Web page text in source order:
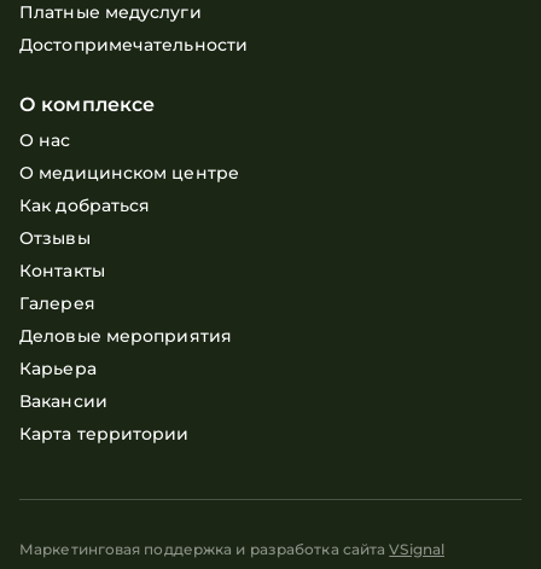
Платные медуслуги
Достопримечательности
О комплексе
О нас
О медицинском центре
Как добраться
Отзывы
Контакты
Галерея
Деловые мероприятия
Карьера
Вакансии
Карта территории
Маркетинговая поддержка и разработка сайтаVSignal